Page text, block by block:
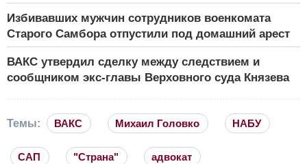
Избивавших мужчин сотрудников военкомата
Старого Самбора отпустили под домашний арест
ВАКС утвердил сделку между следствием и
сообщником экс-главы Верховного суда Князева
Темы: ВАКС Михаил Головко НАБУ
САП "Страна" адвокат